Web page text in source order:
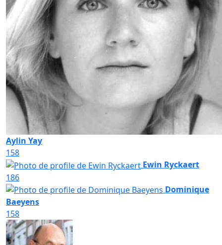
Aylin Yay
158
Ewin Ryckaert
186
Dominique
Baeyens
158